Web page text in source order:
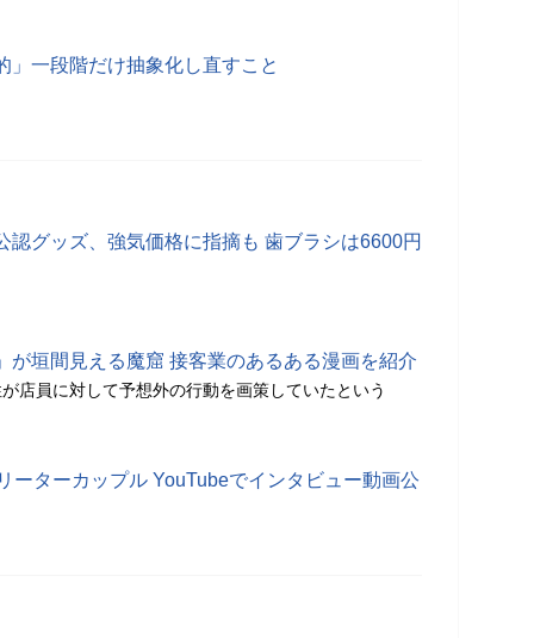
」一段階だけ抽象化し直すこと
認グッズ、強気価格に指摘も 歯ブラシは6600円
が垣間見える魔窟 接客業のあるある漫画を紹介
店員に対して予想外の行動を画策していたという
ーターカップル YouTubeでインタビュー動画公